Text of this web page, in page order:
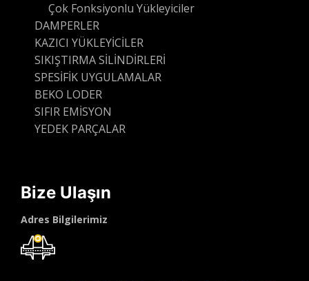
Çok Fonksiyonlu Yükleyiciler
DAMPERLER
KAZICI YÜKLEYİCİLER
SIKIŞTIRMA SİLİNDİRLERİ
SPESİFİK UYGULAMALAR
BEKO LODER
SIFIR EMİSYON
YEDEK PARÇALAR
Bize Ulaşın
Adres Bilgilerimiz